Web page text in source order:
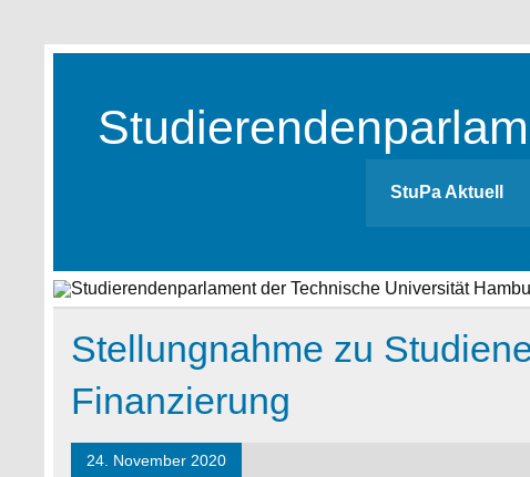
content
StuPa Aktuell
Stellungnahme zu
Finanzierung
24. November 2020